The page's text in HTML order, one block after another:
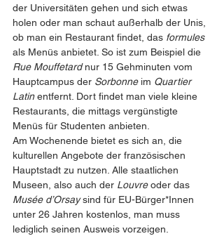
der Universitäten gehen und sich etwas
holen oder man schaut außerhalb der Unis,
ob man ein Restaurant findet, das formules
als Menüs anbietet. So ist zum Beispiel die
Rue Mouffetard nur 15 Gehminuten vom
Hauptcampus der Sorbonne im Quartier
Latin entfernt. Dort findet man viele kleine
Restaurants, die mittags vergünstigte
Menüs für Studenten anbieten.
Am Wochenende bietet es sich an, die
kulturellen Angebote der französischen
Hauptstadt zu nutzen. Alle staatlichen
Museen, also auch der Louvre oder das
Musée d’Orsay sind für EU-Bürger*Innen
unter 26 Jahren kostenlos, man muss
lediglich seinen Ausweis vorzeigen.